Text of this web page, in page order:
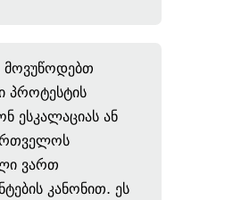
მოვუწოდებთ
პროტესტის
ესკალაციას ან
ვართ
კანონით. ეს